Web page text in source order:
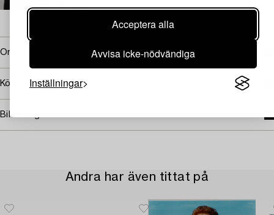
Acceptera alla
Avvisa icke-nödvändiga
Inställningar
Omfattas av följerätt
Köpinformation
Bildrättigheter
Andra har även tittat på